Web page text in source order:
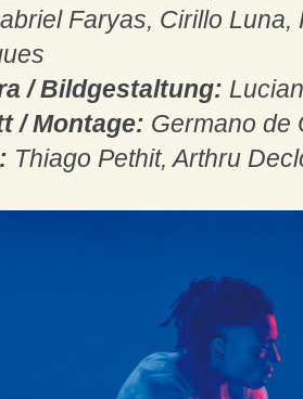
Faryas, Cirillo
/ Bildgestaltung:
/ Montage: Germano de
Thiago Pethit, Arthru